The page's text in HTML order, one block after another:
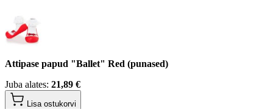
Attipase papud "Ballet" Red (punased)
Juba alates: 21,89 €
Lisa ostukorvi